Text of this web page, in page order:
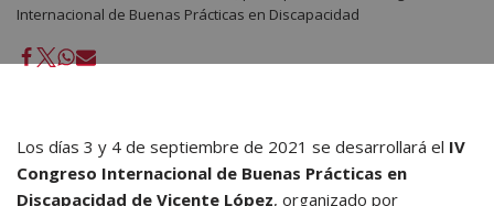
Internacional de Buenas Prácticas en Discapacidad
Los días 3 y 4 de septiembre de 2021 se desarrollará el IV
Congreso Internacional de Buenas Prácticas en
Discapacidad de Vicente López, organizado por